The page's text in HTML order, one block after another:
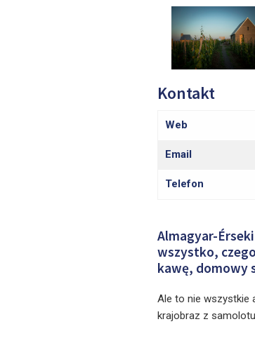
Kontakt
Web
Email
Telefon
Almagyar-
wszystko,
kawę, domowy
Ale to nie wszystkie
krajobraz z